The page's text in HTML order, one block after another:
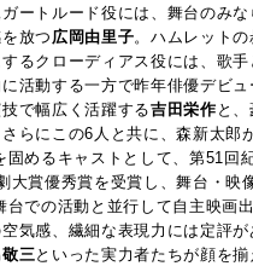
ガートルード役には、舞台のみ
放つ 広岡由里子。ハムレット
るクローディアス役には、歌
活動する一方で昨年俳優デビ
で幅広く活躍する吉田栄作 と
らにこの6人と共に、森新太郎
固めるキャストとして、第51回
大賞優秀賞を受賞し、舞台・映
台での活動と並行して自主映画
気感、繊細な表現力には定評が
三といった実力者たちが顔を揃